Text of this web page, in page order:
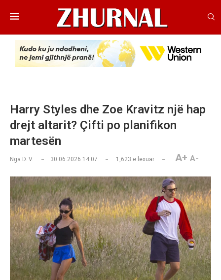
Harry Styles dhe Zoe Kravitz një hap
drejt altarit? Çifti po planifikon
martesën
Nga D. V. 30.06.2026 14:07 1,623 e lexuar A+ A-